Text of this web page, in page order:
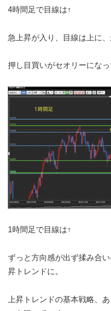
4時間足で目線は↑
急上昇が入り、目線は上に、
押し目買いがセオリーになっ
1時間足で目線は↑
ずっと方向感が出ず揉み合
昇トレンドに。
上昇トレンドの基本戦略、